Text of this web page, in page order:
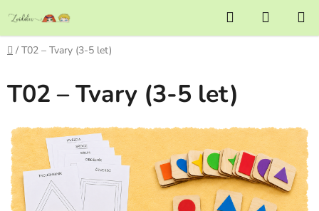
obsah
Hledat
KOŠÍK
Domů
/ T02 – Tvary (3-5 let)
T02 – Tvary (3-5 let)